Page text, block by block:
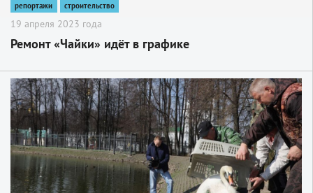
репортажи строительство
19 апреля 2023 года
Ремонт «Чайки» идёт в графике
2